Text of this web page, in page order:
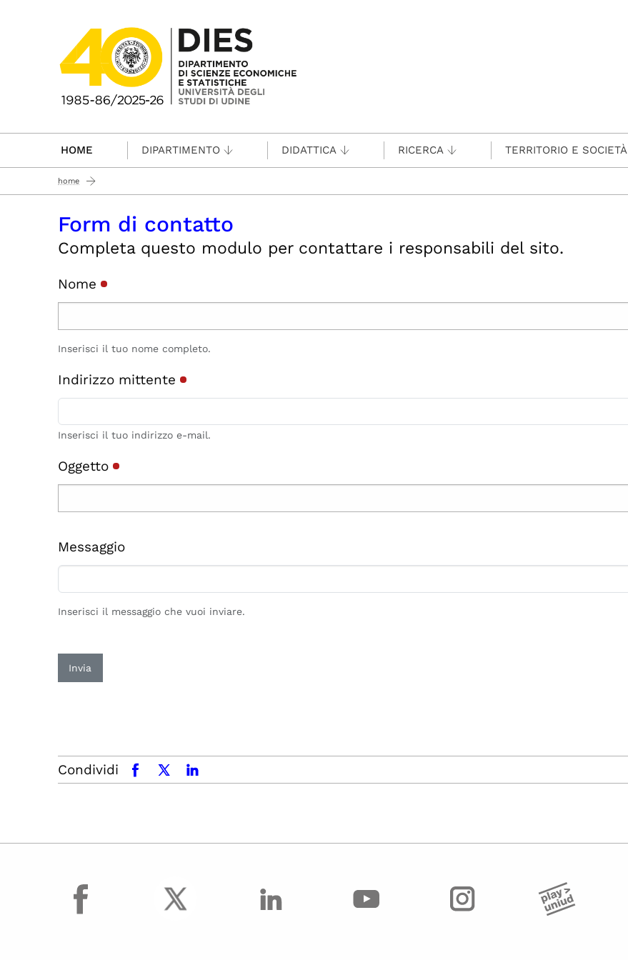
HOME DIPARTIMENTO DIDATTICA RICERCA TERRITORIO E SOCIETÀ
home
Form di contatto
Completa questo modulo per contattare i responsabili del sito.
Nome
Inserisci il tuo nome completo.
Indirizzo mittente
Inserisci il tuo indirizzo e-mail.
Oggetto
Messaggio
Inserisci il messaggio che vuoi inviare.
Invia
Condividi facebookx.comlinkedin
facebook